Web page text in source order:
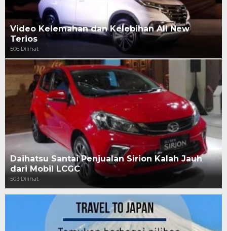
Video Kelemahan dan Kelebihan All New
Terios
506 Dilihat
Daihatsu Santai Penjualan Sirion Kalah Jauh
dari Mobil LCGC
503 Dilihat